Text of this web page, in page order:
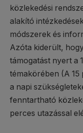
közlekedési
alakító
módszerek és
Azóta kiderült,
támogatást nyert a
témakörében (A
a napi
fenntartható
perces utazással